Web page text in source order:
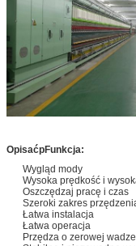
OpisaćpFunkcja:
Wygląd mody
Wysoka prędkość i
Oszczędzaj pracę i czas
Szeroki zakres
Łatwa instalacja
Łatwa operacja
Przędza o zerowej wadze